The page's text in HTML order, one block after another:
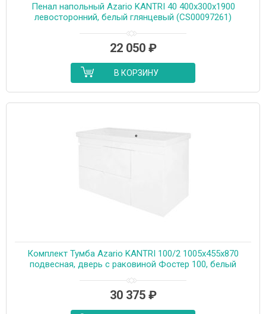
Пенал напольный Azario KANTRI 40 400х300х1900
левосторонний, белый глянцевый (CS00097261)
22 050 ₽
В КОРЗИНУ
Комплект Тумба Azario KANTRI 100/2 1005х455х870
подвесная, дверь с раковиной Фостер 100, белый
30 375 ₽